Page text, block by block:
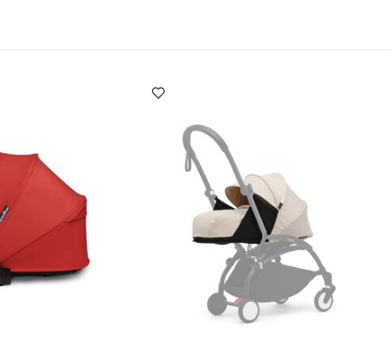
أبعاد مقصورة الحقائب
جيب خلفي بسحّاب
على حدة)
قماش بوليستر 100‏‏‏‏‏‏%‏ وفوم بولي يوريثان قابل
طقم ألبسة قطعة واحدة بأكمام قصيرة
مجموعة مقعد عربة أطفال يويو